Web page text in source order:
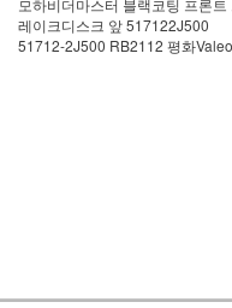
모하비더마스터 블랙코팅 프론트
레이크디스크 앞 517122J500
51712-2J500 RB2112 평화Valeo